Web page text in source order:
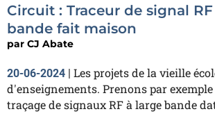
Circuit : Traceur de signal
bande fait maison
par CJ Abate
20-06-2024
Les projets de la vieille
d'enseignements. Prenons par
traçage de signaux RF à large bande